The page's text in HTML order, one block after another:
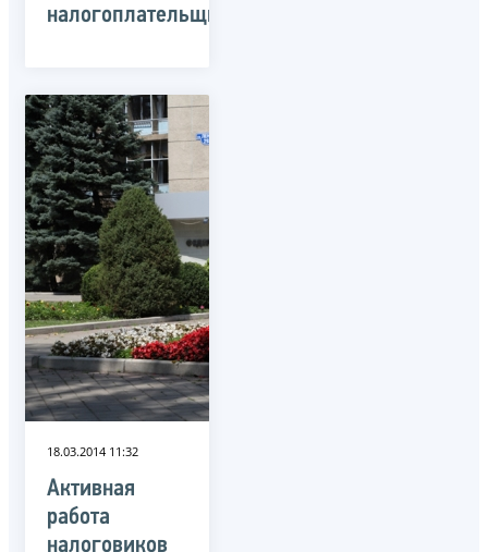
налогоплательщиком
18.03.2014 11:32
Активная
работа
налоговиков